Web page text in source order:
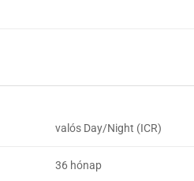
valós Day/Night (ICR)
36 hónap